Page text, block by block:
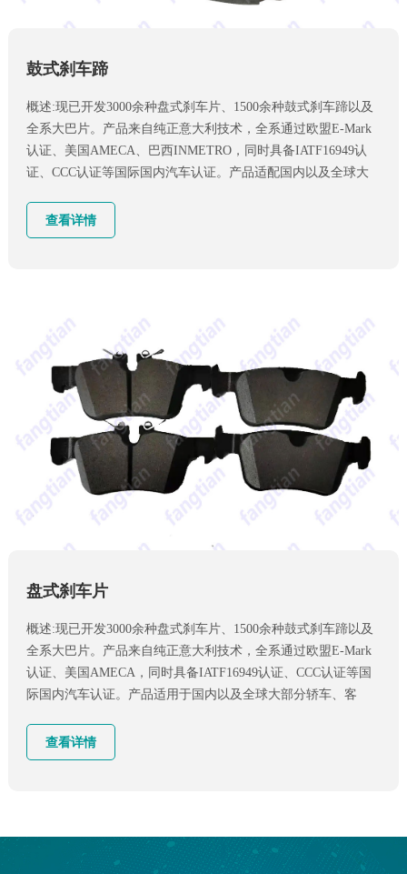
鼓式刹车蹄
概述:现已开发3000余种盘式刹车片、1500余种鼓式刹车蹄以及
全系大巴片。产品来自纯正意大利技术，全系通过欧盟E-Mark
认证、美国AMECA、巴西INMETRO，同时具备IATF16949认
证、CCC认证等国际国内汽车认证。产品适配国内以及全球大
查看详情
盘式刹车片
概述:现已开发3000余种盘式刹车片、1500余种鼓式刹车蹄以及
全系大巴片。产品来自纯正意大利技术，全系通过欧盟E-Mark
认证、美国AMECA，同时具备IATF16949认证、CCC认证等国
际国内汽车认证。产品适用于国内以及全球大部分轿车、客
查看详情